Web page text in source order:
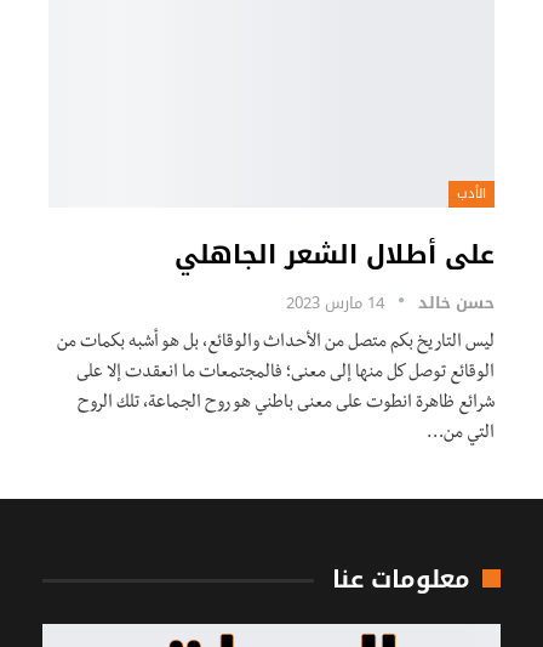
الأدب
على أطلال الشعر الجاهلي
حسن خالد 14 مارس 2023
ليس التاريخ بكم متصل من الأحداث والوقائع، بل هو أشبه بكمات من
الوقائع توصل كل منها إلى معنى؛ فالمجتمعات ما انعقدت إلا على
شرائع ظاهرة انطوت على معنى باطني هو روح الجماعة، تلك الروح
التي من…
معلومات عنا